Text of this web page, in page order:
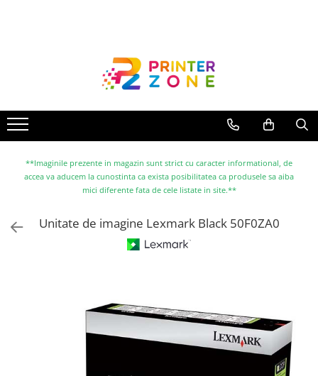
Imprimante cu jet
Multifunctionale laser
Multifunctionale cu jet
Imprimante etichete
Scanere
Consumabile imprimanta
**Imaginile prezente in magazin sunt strict cu caracter informational, de
accea va aducem la cunostinta ca exista posibilitatea ca produsele sa aiba
mici diferente fata de cele listate in site.**
Unitate de imagine Lexmark Black 50F0ZA0